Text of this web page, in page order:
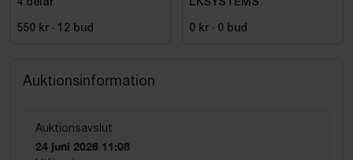
4 delar
550 kr · 12 bud
LKSYSTEMS
0 kr · 0 bud
Auktionsinformation
Auktionsavslut
24 juni 2026 11:08